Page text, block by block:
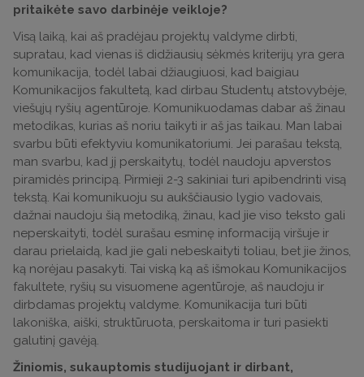
pritaikėte savo darbinėje veikloje?
Visą laiką, kai aš pradėjau projektų valdyme dirbti,
supratau, kad vienas iš didžiausių sėkmės kriterijų yra gera
komunikacija, todėl labai džiaugiuosi, kad baigiau
Komunikacijos fakultetą, kad dirbau Studentų atstovybėje,
viešųjų ryšių agentūroje. Komunikuodamas dabar aš žinau
metodikas, kurias aš noriu taikyti ir aš jas taikau. Man labai
svarbu būti efektyviu komunikatoriumi. Jei parašau tekstą,
man svarbu, kad jį perskaitytų, todėl naudoju apverstos
piramidės principą. Pirmieji 2-3 sakiniai turi apibendrinti visą
tekstą. Kai komunikuoju su aukščiausio lygio vadovais,
dažnai naudoju šią metodiką, žinau, kad jie viso teksto gali
neperskaityti, todėl surašau esminę informaciją viršuje ir
darau prielaidą, kad jie gali nebeskaityti toliau, bet jie žinos,
ką norėjau pasakyti. Tai viską ką aš išmokau Komunikacijos
fakultete, ryšių su visuomene agentūroje, aš naudoju ir
dirbdamas projektų valdyme. Komunikacija turi būti
lakoniška, aiški, struktūruota, perskaitoma ir turi pasiekti
galutinį gavėją.
Žiniomis, sukauptomis studijuojant ir dirbant,